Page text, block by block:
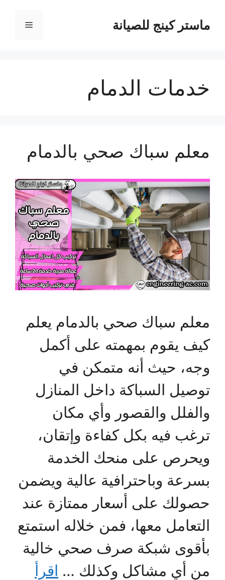
المحتوىماستر كينج للصيانة القائمة
خدمات الدمام
معلم سباك صحي بالدمام
معلم سباك صحي بالدمام يعلم
كيف يقوم بمهمته على أكمل
وجه، حيث أنه متمكن في
توصيل السباكة داخل المنازل
والفلل والقصور وأي مكان
ترغب فيه بكل كفاءة وإتقان،
ويحرص على منحك الخدمة
بسرعة وباحترافية عالية ويضمن
حصولك على أسعار ممتازة عند
التعامل معها، فمن خلاله استمتع
بأقوى شبكة صرف صحي خالية
من أي مشاكل وكذلك … اقرأ